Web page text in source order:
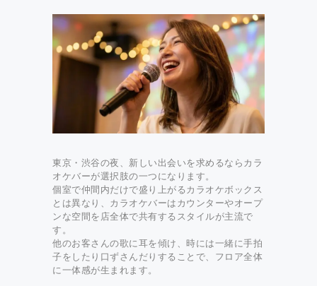
東京・渋谷の夜、新しい出会いを求めるならカラ
オケバーが選択肢の一つになります。
個室で仲間内だけで盛り上がるカラオケボックス
とは異なり、カラオケバーはカウンターやオープ
ンな空間を店全体で共有するスタイルが主流で
す。
他のお客さんの歌に耳を傾け、時には一緒に手拍
子をしたり口ずさんだりすることで、フロア全体
に一体感が生まれます。